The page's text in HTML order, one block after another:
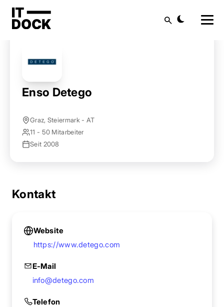
Startseite Anbieter finden
Enso Detego
Graz, Steiermark - AT
11 - 50 Mitarbeiter
Seit 2008
Kontakt
Website
https://www.detego.com
E-Mail
info@detego.com
Telefon